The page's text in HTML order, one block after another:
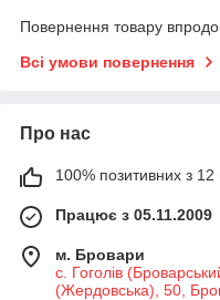
Повернення товару
Всі умови повернення
Про нас
100% позитивних з 12
Працює з 05.11.2009
м. Бровари
с. Гоголів
(Жердовська), 50,